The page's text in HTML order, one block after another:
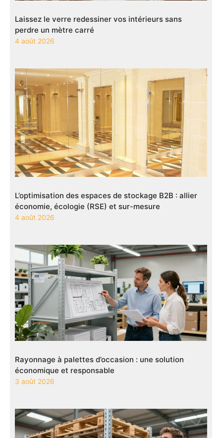
Laissez le verre redessiner vos intérieurs sans
perdre un mètre carré
4 août 2026
L’optimisation des espaces de stockage B2B : allier
économie, écologie (RSE) et sur-mesure
4 août 2026
Rayonnage à palettes d’occasion : une solution
économique et responsable
3 août 2026